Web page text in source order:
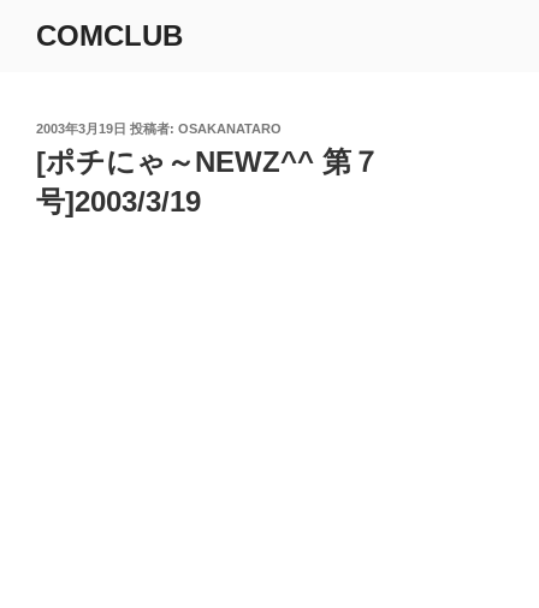
COMCLUB
投
稿
日:
2003年3月19日 投稿者: OSAKANATARO
[ポチにゃ～NEWZ^^ 第７
号]2003/3/19